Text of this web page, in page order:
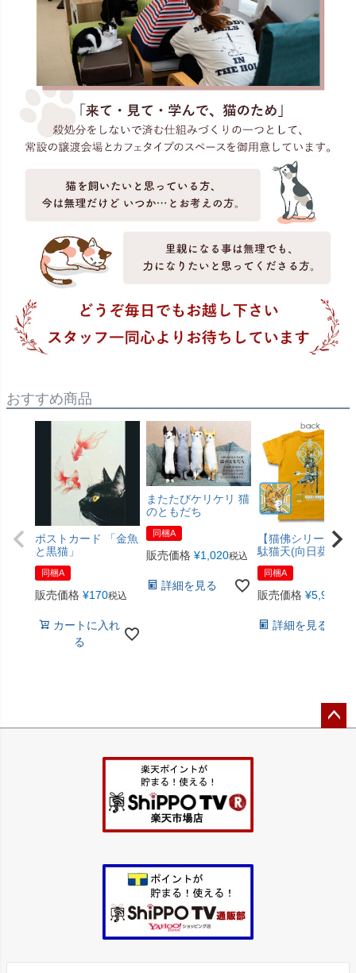
おすすめ商品
ポストカード 「金魚
と黒猫」
同梱A
販売価格 ¥170税込
カートに入れ
る
またたびケリケリ 猫
のともだち
同梱A
販売価格 ¥1,020税込
詳細を見る
【猫佛シリーズ】
駄猫天(向日葵色)
同梱A
販売価格 ¥5,940
詳細を見る